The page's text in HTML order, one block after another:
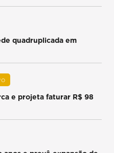
quadruplicada em
e projeta faturar R$ 98